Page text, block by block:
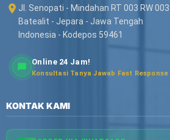
Jl. Senopati - Mindahan RT 003 RW 003
Batealit - Jepara - Jawa Tengah
Indonesia - Kodepos 59461
Online 24 Jam!
Konsultasi Tanya Jawab Fast Response
KONTAK KAMI